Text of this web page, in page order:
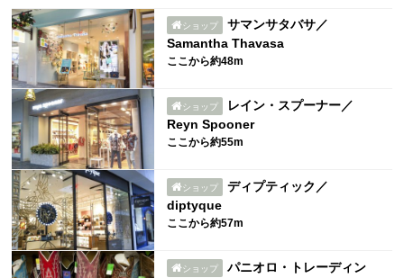
ショップ
サマンサタバサ／
Samantha Thavasa
ここから約48m
ショップ
レイン・スプーナー／
Reyn Spooner
ここから約55m
ショップ
ディプティック／
diptyque
ここから約57m
ショップ
パニオロ・トレーディン